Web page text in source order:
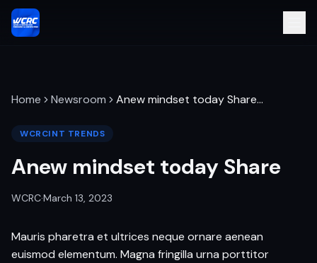
Home Newsroom Anew mindset today Share…
WCRCINT TRENDS
Anew mindset today Share
WCRC·March 13, 2023
Mauris pharetra et ultrices neque ornare aenean
euismod elementum. Magna fringilla urna porttitor